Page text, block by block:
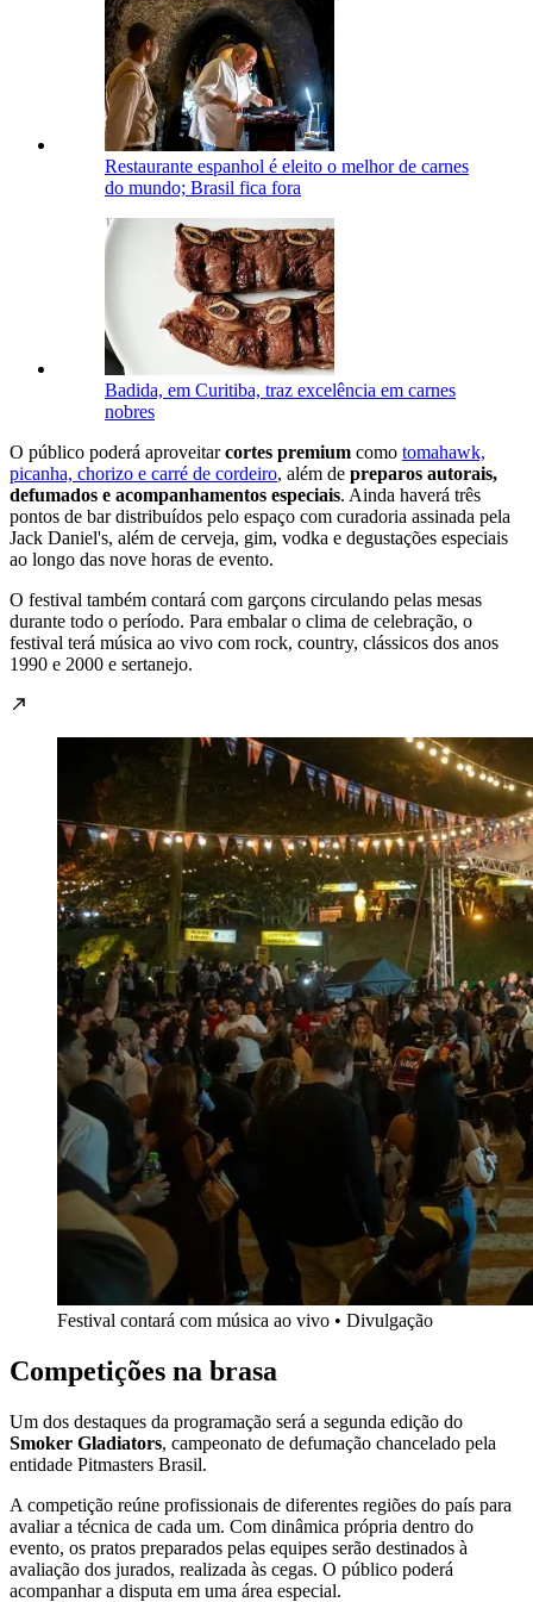
Restaurante espanhol é eleito o melhor de carnes
do mundo; Brasil fica fora
Badida, em Curitiba, traz excelência em carnes
nobres
O público poderá aproveitarcortes premium como tomahawk,
picanha, chorizo e carré de cordeiro, além de preparos autorais,
defumados e acompanhamentos especiais. Ainda haverá três
pontos de bar distribuídos pelo espaço com curadoria assinada pela
Jack Daniel's, além de cerveja, gim, vodka e degustações especiais
ao longo das nove horas de evento.
O festival também contará com garçons circulando pelas mesas
durante todo o período. Para embalar o clima de celebração, o
festival terá música ao vivo com rock, country, clássicos dos anos
1990 e 2000 e sertanejo.
Festival contará com música ao vivo • Divulgação
Competições na brasa
Um dos destaques da programação será a segunda edição do
Smoker Gladiators, campeonato de defumação chancelado pela
entidade Pitmasters Brasil.
A competição reúne profissionais de diferentes regiões do país para
avaliar a técnica de cada um. Com dinâmica própria dentro do
evento, os pratos preparados pelas equipes serão destinados à
avaliação dos jurados, realizada às cegas. O público poderá
acompanhar a disputa em uma área especial.